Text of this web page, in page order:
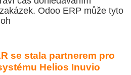
Odoo ERP může tyto
se stala partnerem pro
Helios Inuvio